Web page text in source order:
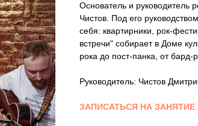
Основатель и руководитель
Чистов. Под его
себя: квартирники, рок-
встречи" собирает в Доме
рока до пост-панка, от бард-
Руководитель: Чистов
ЗАПИСАТЬСЯ НА ЗАНЯТИЕ